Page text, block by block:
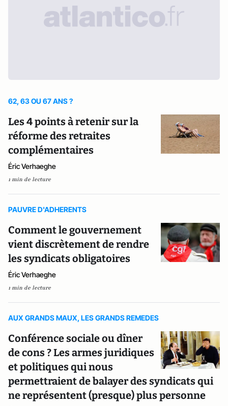
62, 63 OU 67 ANS ?
Les 4 points à retenir sur la
réforme des retraites
complémentaires
Éric Verhaeghe
1 min de lecture
PAUVRE D'ADHERENTS
Comment le gouvernement
vient discrètement de rendre
les syndicats obligatoires
Éric Verhaeghe
1 min de lecture
AUX GRANDS MAUX, LES GRANDS REMEDES
Conférence sociale ou dîner
de cons ? Les armes juridiques
et politiques qui nous
permettraient de balayer des syndicats qui
ne représentent (presque) plus personne